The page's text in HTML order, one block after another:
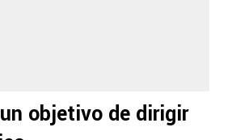
objetivo de dirigir